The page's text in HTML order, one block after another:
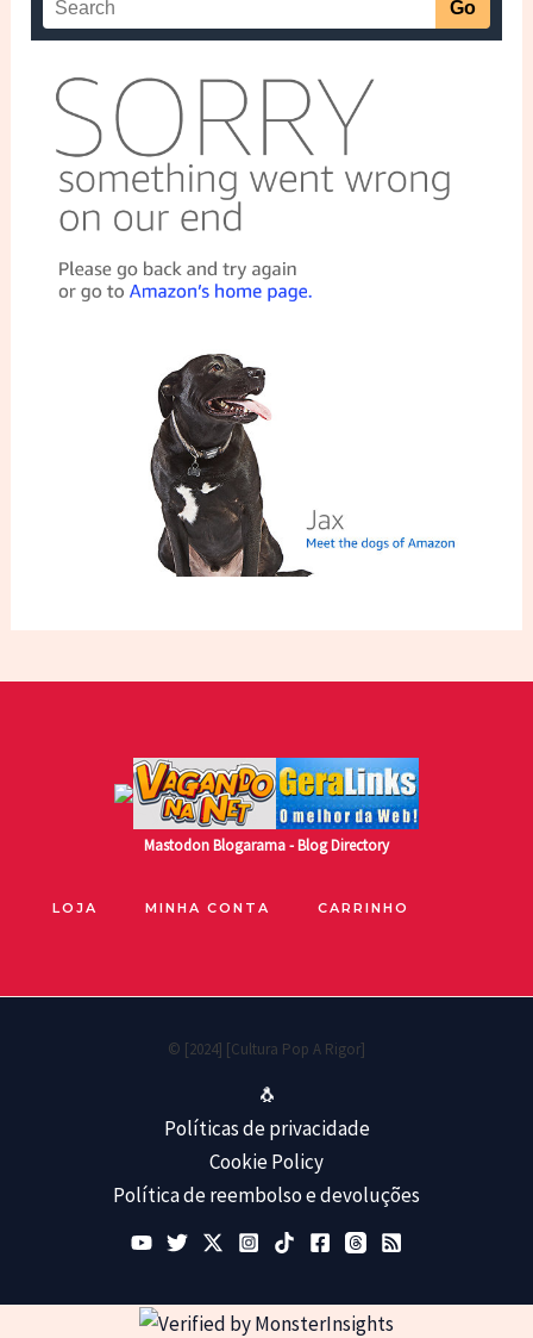
MastodonBlogarama - Blog Directory
LOJA MINHA CONTA CARRINHO
© [2024] [Cultura Pop A Rigor]
🐧
Políticas de privacidade
Cookie Policy
Política de reembolso e devoluções